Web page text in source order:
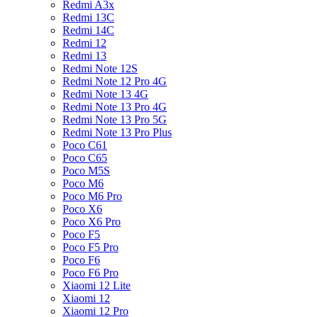
Redmi A3x
Redmi 13C
Redmi 14C
Redmi 12
Redmi 13
Redmi Note 12S
Redmi Note 12 Pro 4G
Redmi Note 13 4G
Redmi Note 13 Pro 4G
Redmi Note 13 Pro 5G
Redmi Note 13 Pro Plus
Poco C61
Poco C65
Poco M5S
Poco M6
Poco M6 Pro
Poco X6
Poco X6 Pro
Poco F5
Poco F5 Pro
Poco F6
Poco F6 Pro
Xiaomi 12 Lite
Xiaomi 12
Xiaomi 12 Pro